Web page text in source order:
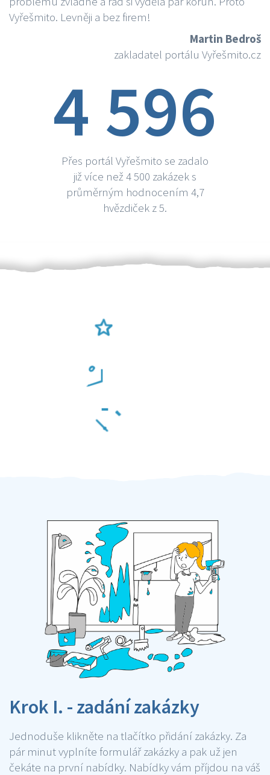
Vyřešmito. Levněji a bez firem!
Martin Bedroš
zakladatel portálu Vyřešmito.cz
4 596
Přes portál Vyřešmito se zadalo
již více než 4 500 zakázek s
průměrným hodnocením 4,7
hvězdiček z 5.
Krok I. - zadání zakázky
Jednoduše klikněte na tlačítko přidání zakázky. Za
pár minut vyplníte formulář zakázky a pak už jen
čekáte na první nabídky. Nabídky vám příjdou na váš